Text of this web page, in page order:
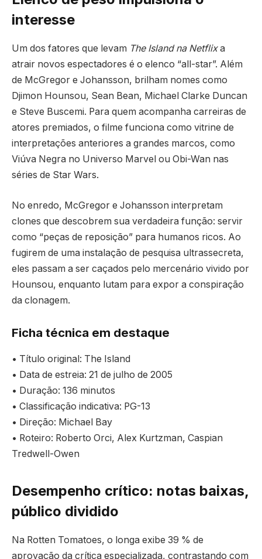
interesse
Um dos fatores que levam The Island na Netflixa
atrair novos espectadores é o elenco “all-star”. Além
de McGregor e Johansson, brilham nomes como
Djimon Hounsou, Sean Bean, Michael Clarke Duncan
e Steve Buscemi. Para quem acompanha carreiras de
atores premiados, o filme funciona como vitrine de
interpretações anteriores a grandes marcos, como
Viúva Negra no Universo Marvel ou Obi-Wan nas
séries de Star Wars.
No enredo, McGregor e Johansson interpretam
clones que descobrem sua verdadeira função: servir
como “peças de reposição” para humanos ricos. Ao
fugirem de uma instalação de pesquisa ultrassecreta,
eles passam a ser caçados pelo mercenário vivido por
Hounsou, enquanto lutam para expor a conspiração
da clonagem.
Ficha técnica em destaque
• Título original: The Island
• Data de estreia: 21 de julho de 2005
• Duração: 136 minutos
• Classificação indicativa: PG-13
• Direção: Michael Bay
• Roteiro: Roberto Orci, Alex Kurtzman, Caspian
Tredwell-Owen
Desempenho crítico: notas baixas,
público dividido
Na Rotten Tomatoes, o longa exibe 39 % de
aprovação da crítica especializada, contrastando com